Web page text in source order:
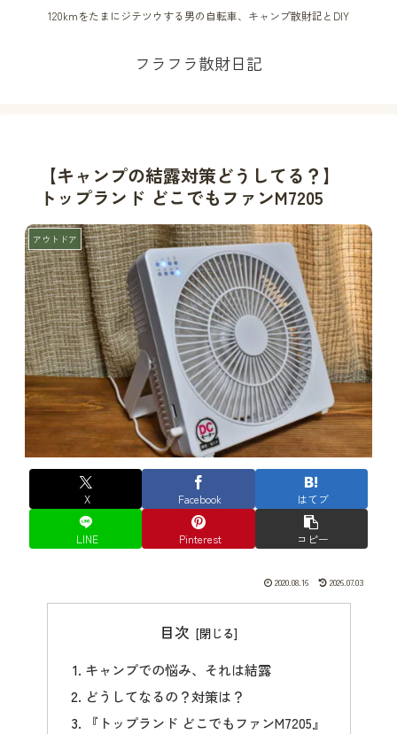
120kmをたまにジテツウする男の自転車、キャンプ散財記とDIY
フラフラ散財日記
【キャンプの結露対策どうしてる？】
トップランド どこでもファンM7205
アウトドア
X Facebook はてブ
LINE Pinterest コピー
2020.08.16 2026.07.03
目次
キャンプでの悩み、それは結露
どうしてなるの？対策は？
『トップランド どこでもファンM7205』